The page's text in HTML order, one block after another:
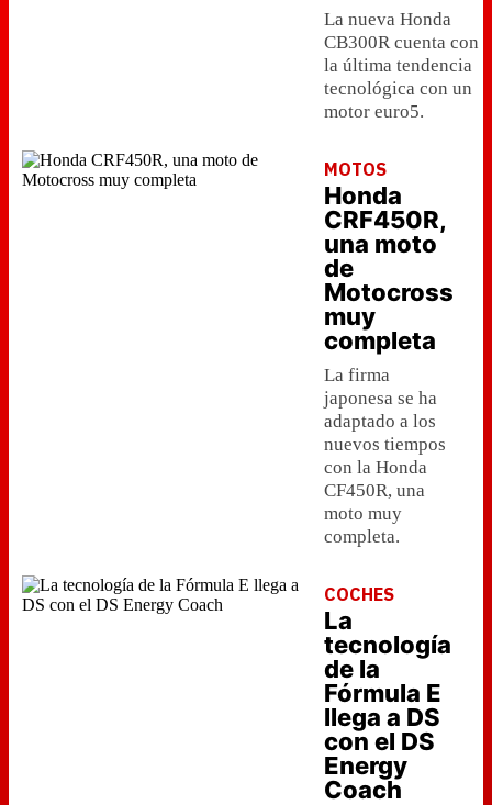
La nueva Honda
CB300R cuenta con
la última tendencia
tecnológica con un
motor euro5.
MOTOS
Honda
CRF450R,
una moto
de
Motocross
muy
completa
La firma
japonesa se ha
adaptado a los
nuevos tiempos
con la Honda
CF450R, una
moto muy
completa.
COCHES
La
tecnología
de la
Fórmula E
llega a DS
con el DS
Energy
Coach